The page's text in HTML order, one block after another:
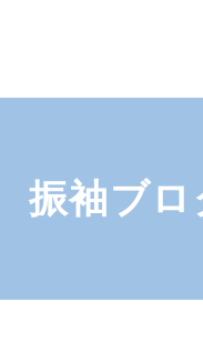
振袖ブロ